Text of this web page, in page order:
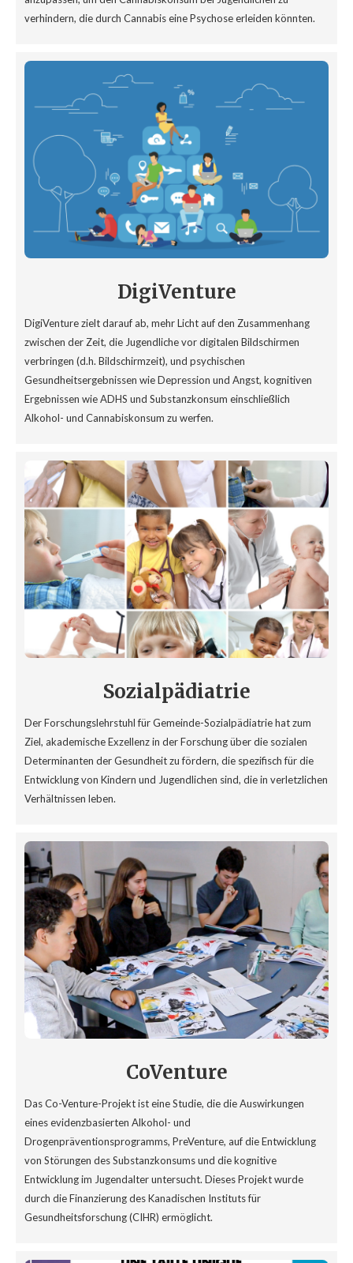
verhindern, die durch Cannabis eine Psychose erleiden könnten.
DigiVenture
DigiVenture zielt darauf ab, mehr Licht auf den Zusammenhang
zwischen der Zeit, die Jugendliche vor digitalen Bildschirmen
verbringen (d.h. Bildschirmzeit), und psychischen
Gesundheitsergebnissen wie Depression und Angst, kognitiven
Ergebnissen wie ADHS und Substanzkonsum einschließlich
Alkohol- und Cannabiskonsum zu werfen.
Sozialpädiatrie
Der Forschungslehrstuhl für Gemeinde-Sozialpädiatrie hat zum
Ziel, akademische Exzellenz in der Forschung über die sozialen
Determinanten der Gesundheit zu fördern, die spezifisch für die
Entwicklung von Kindern und Jugendlichen sind, die in verletzlichen
Verhältnissen leben.
CoVenture
Das Co-Venture-Projekt ist eine Studie, die die Auswirkungen
eines evidenzbasierten Alkohol- und
Drogenpräventionsprogramms, PreVenture, auf die Entwicklung
von Störungen des Substanzkonsums und die kognitive
Entwicklung im Jugendalter untersucht. Dieses Projekt wurde
durch die Finanzierung des Kanadischen Instituts für
Gesundheitsforschung (CIHR) ermöglicht.